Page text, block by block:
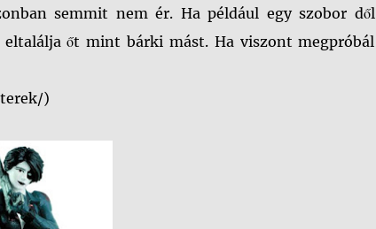
semmit nem ér. Ha például egy szobor dől
őt mint bárki mást. Ha viszont megpróbál
)